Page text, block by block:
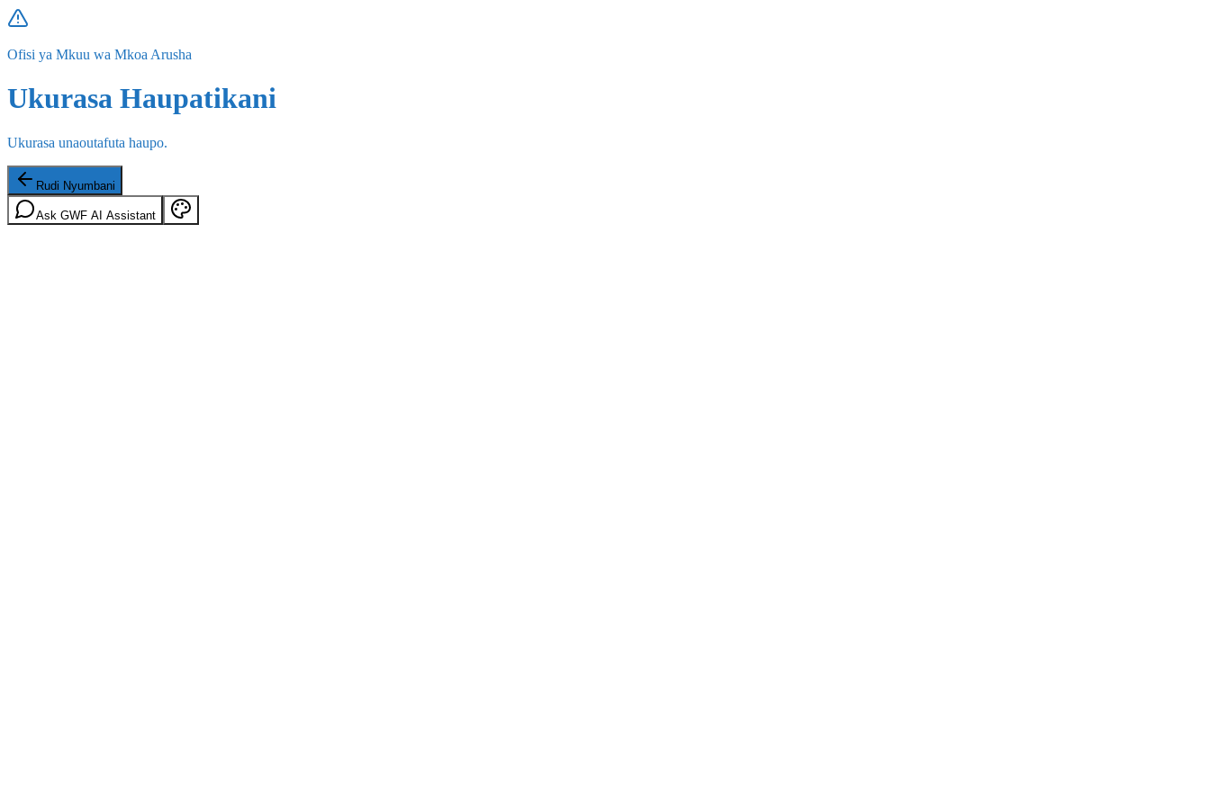
Ofisi ya Mkuu wa Mkoa Arusha
Ukurasa Haupatikani
Ukurasa unaoutafuta haupo.
Rudi Nyumbani
Ask GWF AI Assistant